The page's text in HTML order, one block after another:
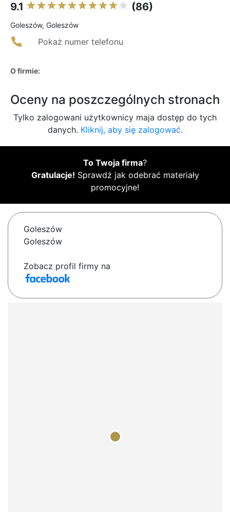
9.1 (86)
Goleszów, Goleszów
Pokaż numer telefonu
O firmie:
Oceny na poszczególnych stronach
Tylko zalogowani użytkownicy maja dostęp do tych
danych. Kliknij, aby się zalogować.
To Twoja firma?
Gratulacje! Sprawdź jak odebrać materiały
promocyjne!
Goleszów
Goleszów
Zobacz profil firmy na